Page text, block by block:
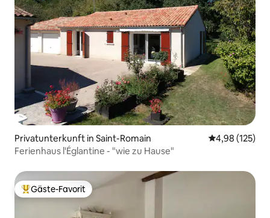
Privatunterkunft in Saint-Romain
4,98 (125)
Ferienhaus l'Églantine - "wie zu Hause"
Beliebter Gäste-Favorit.
Gäste-Favorit